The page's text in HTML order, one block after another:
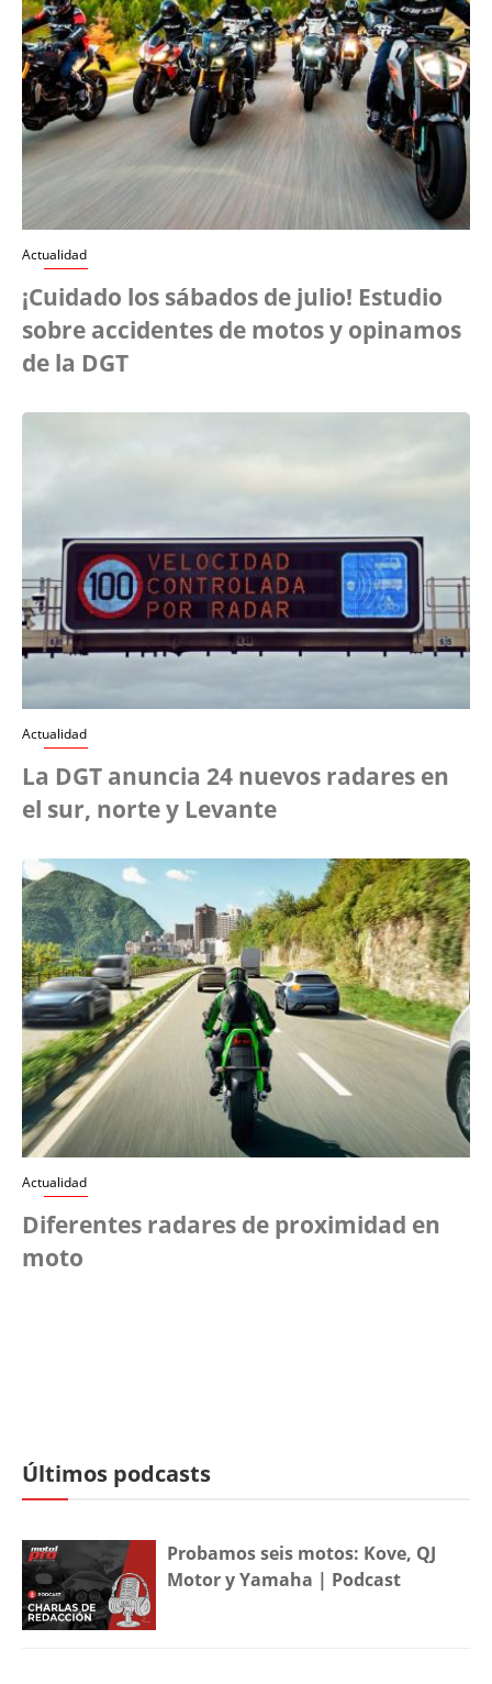
Actualidad
¡Cuidado los sábados de julio! Estudio
sobre accidentes de motos y opinamos
de la DGT
Actualidad
La DGT anuncia 24 nuevos radares en
el sur, norte y Levante
Actualidad
Diferentes radares de proximidad en
moto
Últimos podcasts
Probamos seis motos: Kove, QJ
Motor y Yamaha | Podcast